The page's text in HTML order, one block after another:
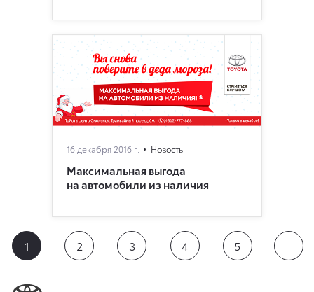
16 декабря 2016 г. Новость
Максимальная выгода
на автомобили из наличия
1 2 3 4 5